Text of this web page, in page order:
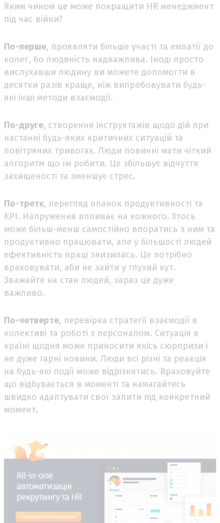
Яким чином це може покращити HR менеджмент
під час війни?
По-перше, проявляти більше участі та емпатії до
колег, бо людяність надважлива. Іноді просто
вислухавши людину ви можете допомогти в
десятки разів краще, ніж випробовувати будь-
які інші методи взаємодії.
По-друге, створення інструктажів щодо дій при
настанні будь-яких критичних ситуацій та
повітряних тривогах. Люди повинні мати чіткий
алгоритм що їм робити. Це збільшує відчуття
захищеності та зменшує стрес.
По-третє, перегляд планок продуктивності та
KPI. Напруження впливає на кожного. Хтось
може більш-менш самостійно впоратись з ним та
продуктивно працювати, але у більшості людей
ефективність праці знизилась. Це потрібно
враховувати, аби не зайти у глухий кут.
Зважайте на стан людей, зараз це дуже
важливо.
По-четверте, перевірка стратегії взаємодії в
колективі та роботі з персоналом. Ситуація в
країні щодня може приносити якісь сюрпризи і
не дуже гарні новини. Люди всі різні та реакція
на будь-які події може відрізнятись. Враховуйте
що відбувається в моменті та намагайтесь
швидко адаптувати свої запити під конкретний
момент.